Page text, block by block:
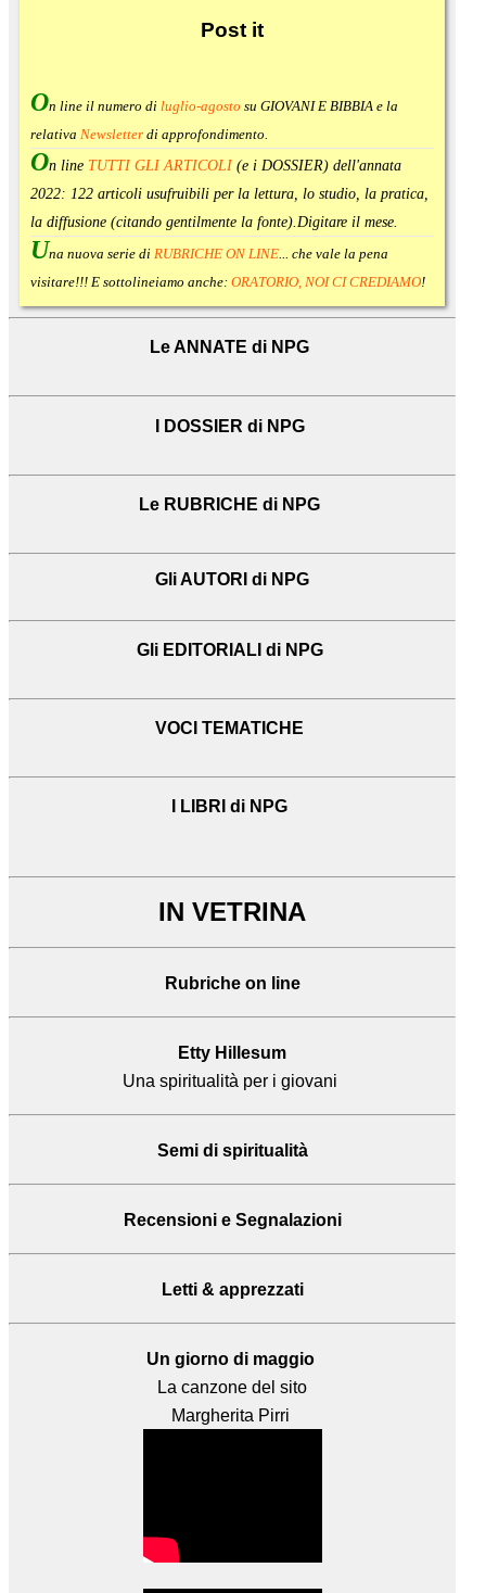
Post it
On line il numero di luglio-agosto su GIOVANI E BIBBIA e la
relativa Newsletter di approfondimento.
On line TUTTI GLI ARTICOLI (e i DOSSIER) dell'annata
2022: 122 articoli usufruibili per la lettura, lo studio, la pratica,
la diffusione (citando gentilmente la fonte).Digitare il mese.
Una nuova serie di RUBRICHE ON LINE... che vale la pena
visitare!!! E sottolineiamo anche: ORATORIO, NOI CI CREDIAMO!
Le ANNATE di NPG
I DOSSIER di NPG
Le RUBRICHE di NPG
Gli AUTORI di NPG
Gli EDITORIALI di NPG
VOCI TEMATICHE
I LIBRI di NPG
IN VETRINA
Rubriche on line
Etty Hillesum
Una spiritualità per i giovani
Semi di spiritualità
Recensioni e Segnalazioni
Letti & apprezzati
Un giorno di maggio
La canzone del sito
Margherita Pirri